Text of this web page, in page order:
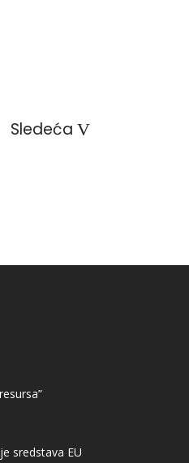
Sledeća
sredstava EU